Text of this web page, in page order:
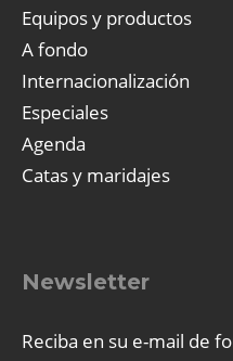
Equipos y productos
A fondo
Internacionalización
Especiales
Agenda
Catas y maridajes
Newsletter
Reciba en su e-mail de